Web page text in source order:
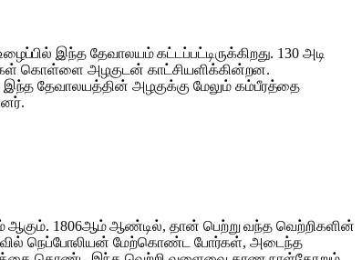
இந்த தேவாலயம் கட்டப்பட்டிருக்கிறது. 130 அடி
கொள்ளை அழகுடன் காட்சியளிக்கின்றன.
தேவாலயத்தின் அழகுக்கு மேலும் கம்பீரத்தை
ஆகும். 1806ஆம் ஆண்டில், தான் பெற்று வந்த வெற்றிகளின்
நெப்போலியன் மேற்கொண்ட போர்கள், அடைந்த